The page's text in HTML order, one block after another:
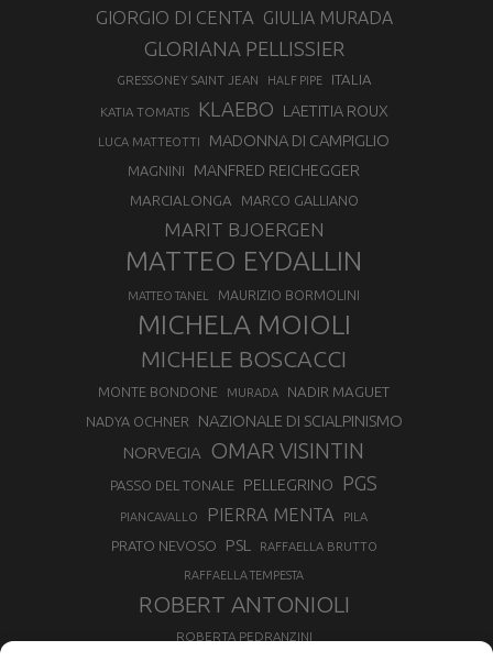
GIORGIO DI CENTA GIULIA MURADA
GLORIANA PELLISSIER
GRESSONEY SAINT JEAN HALF PIPE ITALIA
KATIA TOMATIS KLAEBO LAETITIA ROUX
LUCA MATTEOTTI MADONNA DI CAMPIGLIO
MAGNINI MANFRED REICHEGGER
MARCIALONGA MARCO GALLIANO
MARIT BJOERGEN
MATTEO EYDALLIN
MATTEO TANEL MAURIZIO BORMOLINI
MICHELA MOIOLI
MICHELE BOSCACCI
MONTE BONDONE MURADA NADIR MAGUET
NADYA OCHNER
NAZIONALE DI SCIALPINISMO
NORVEGIA
OMAR VISINTIN
PASSO DEL TONALE PELLEGRINO PGS
PIANCAVALLO PIERRA MENTA PILA
PRATO NEVOSO PSL RAFFAELLA BRUTTO
RAFFAELLA TEMPESTA
ROBERT ANTONIOLI
ROBERTA PEDRANZINI